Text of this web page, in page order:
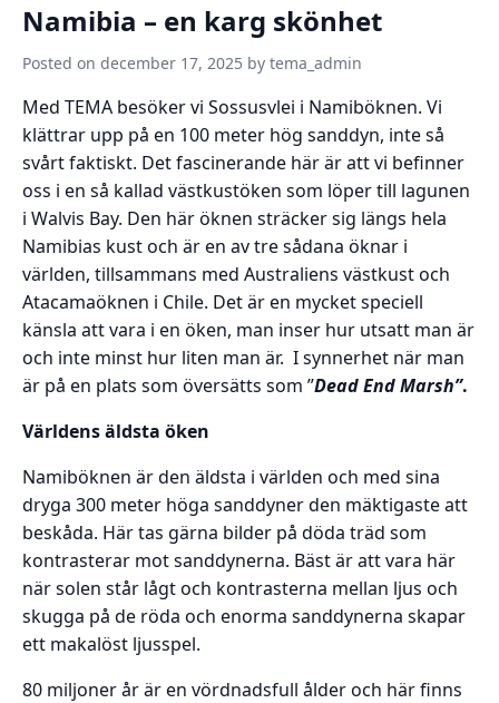
Namibia – en karg skönhet
Posted on december 17, 2025 by tema_admin
Med TEMA besöker vi Sossusvlei i Namiböknen. Vi
klättrar upp på en 100 meter hög sanddyn, inte så
svårt faktiskt. Det fascinerande här är att vi befinner
oss i en så kallad västkustöken som löper till lagunen
i Walvis Bay. Den här öknen sträcker sig längs hela
Namibias kust och är en av tre sådana öknar i
världen, tillsammans med Australiens västkust och
Atacamaöknen i Chile. Det är en mycket speciell
känsla att vara i en öken, man inser hur utsatt man är
och inte minst hur liten man är. I synnerhet när man
är på en plats som översätts som ”Dead End Marsh”.
Världens äldsta öken
Namiböknen är den äldsta i världen och med sina
dryga 300 meter höga sanddyner den mäktigaste att
beskåda. Här tas gärna bilder på döda träd som
kontrasterar mot sanddynerna. Bäst är att vara här
när solen står lågt och kontrasterna mellan ljus och
skugga på de röda och enorma sanddynerna skapar
ett makalöst ljusspel.
80 miljoner år är en vördnadsfull ålder och här finns